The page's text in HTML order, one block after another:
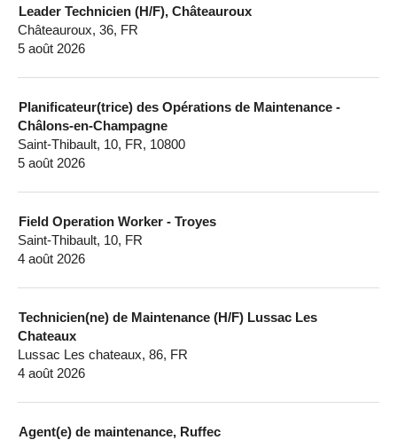
Leader Technicien (H/F), Châteauroux
Châteauroux, 36, FR
5 août 2026
Planificateur(trice) des Opérations de Maintenance -
Châlons-en-Champagne
Saint-Thibault, 10, FR, 10800
5 août 2026
Field Operation Worker - Troyes
Saint-Thibault, 10, FR
4 août 2026
Technicien(ne) de Maintenance (H/F) Lussac Les
Chateaux
Lussac Les chateaux, 86, FR
4 août 2026
Agent(e) de maintenance, Ruffec